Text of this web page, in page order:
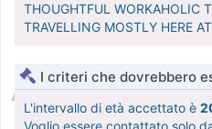
THOUGHTFUL WORKAHOLIC
TRAVELLING MOSTLY HERE
I criteri che dovrebbero
L'intervallo di età accettato è